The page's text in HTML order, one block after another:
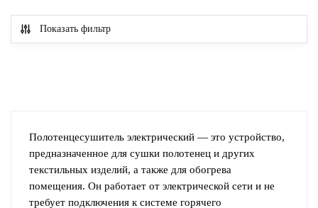
Atlantic
Adelis
Anthracite
Atlantic
500W
Показать фильтр
Полотенцесушитель электрический — это устройство,
предназначенное для сушки полотенец и других
текстильных изделий, а также для обогрева
помещения. Он работает от электрической сети и не
требует подключения к системе горячего